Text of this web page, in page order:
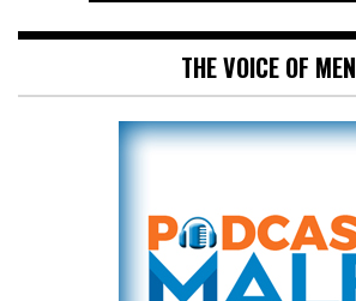
THE VOICE OF MEN